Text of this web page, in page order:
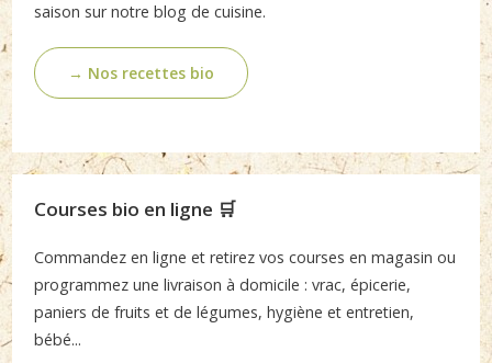
saison sur notre blog de cuisine.
→ Nos recettes bio
Courses bio en ligne 🛒
Commandez en ligne et retirez vos courses en magasin ou
programmez une livraison à domicile : vrac, épicerie,
paniers de fruits et de légumes, hygiène et entretien,
bébé...